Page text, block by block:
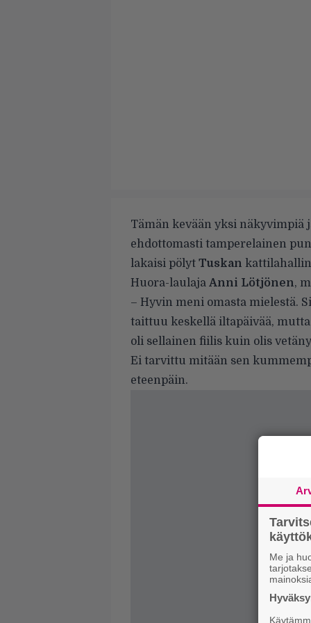
Tämän kevään yksi
ehdottomasti tamperelainen
lakaisi pölyt Tuskan kattilahallin
Huora-laulaja Anni Lötjönen,
– Hyvin meni omasta mielestä.
taittuu keskellä iltapäivää,
oli sellainen fiilis kuin olis
Ei tarvittu mitään sen
eteenpäin.
Me ja